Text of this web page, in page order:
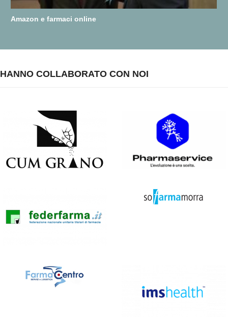
Amazon e farmaci online
HANNO COLLABORATO CON NOI